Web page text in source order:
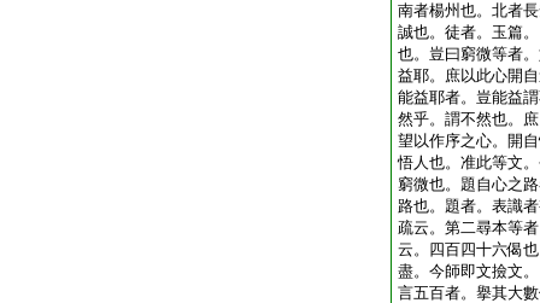
南者楊州也。北者
誠也。徒者。玉篇
也。豈曰窮微等者
益耶。庶以此心開
能益耶者。豈能益
然乎。謂不然也。
望以作序之心。開
悟人也。准此等文
窮微也。題自心之
路也。題者。表識
疏云。第二尋本等
云。四百四十六偈
盡。今師即文撿文
言五百者。擧其大